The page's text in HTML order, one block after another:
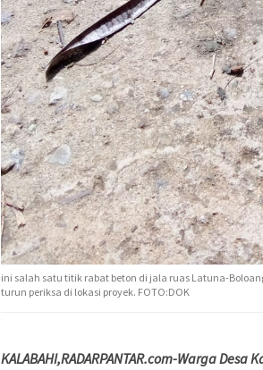
ini salah satu titik rabat beton di jala ruas Latuna-
turun periksa di lokasi proyek. FOTO:DOK
KALABAHI,RADARPANTAR.com-Warga